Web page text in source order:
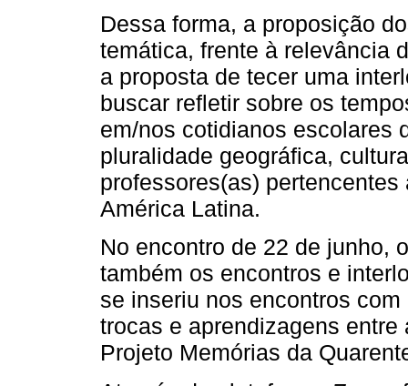
Dessa forma, a proposição
temática, frente à relevância
a proposta de tecer uma
buscar refletir sobre os
em/nos cotidianos escolares
pluralidade geográfica,
professores(as)
América Latina.
No encontro de 22 de junho,
também os encontros e
se inseriu nos encontros
trocas e aprendizagens
Projeto Memórias da